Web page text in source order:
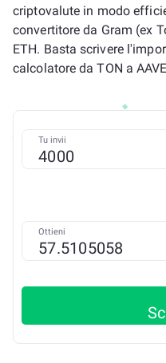
criptovalute in modo
convertitore da Gram (ex
ETH. Basta scrivere
calcolatore da TON a
Tu invii
Ottieni